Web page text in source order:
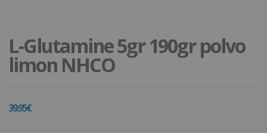
L-Glutamine 5gr 190gr polvo
limon NHCO
39.95€